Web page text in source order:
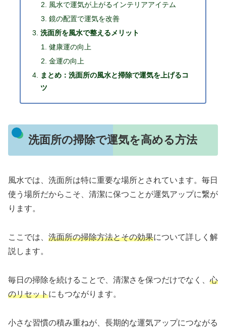
風水で運気が上がるインテリアアイテム
鏡の配置で運気を改善
洗面所を風水で整えるメリット
健康運の向上
金運の向上
まとめ：洗面所の風水と掃除で運気を上げるコ
ツ
洗面所の掃除で運気を高める方法
風水では、洗面所は特に重要な場所とされています。毎日
使う場所だからこそ、清潔に保つことが運気アップに繋が
ります。
ここでは、 洗面所の掃除方法とその効果について詳しく解
説します。
毎日の掃除を続けることで、清潔さを保つだけでなく、 心
のリセットにもつながります。
小さな習慣の積み重ねが、長期的な運気アップにつながる